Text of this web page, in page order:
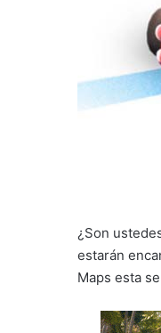
¿Son
estarán
Maps esta